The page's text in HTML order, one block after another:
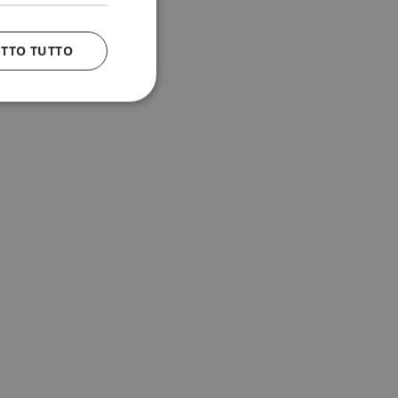
TUTTO
la gestione
combinazione
al fine di
siano
qualsiasi